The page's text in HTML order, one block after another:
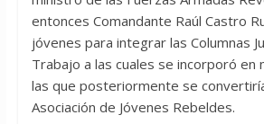
entonces Comandante Raúl Castro
jóvenes para integrar las Columnas
Trabajo a las cuales se incorporó en
las que posteriormente se
Asociación de Jóvenes Rebeldes.